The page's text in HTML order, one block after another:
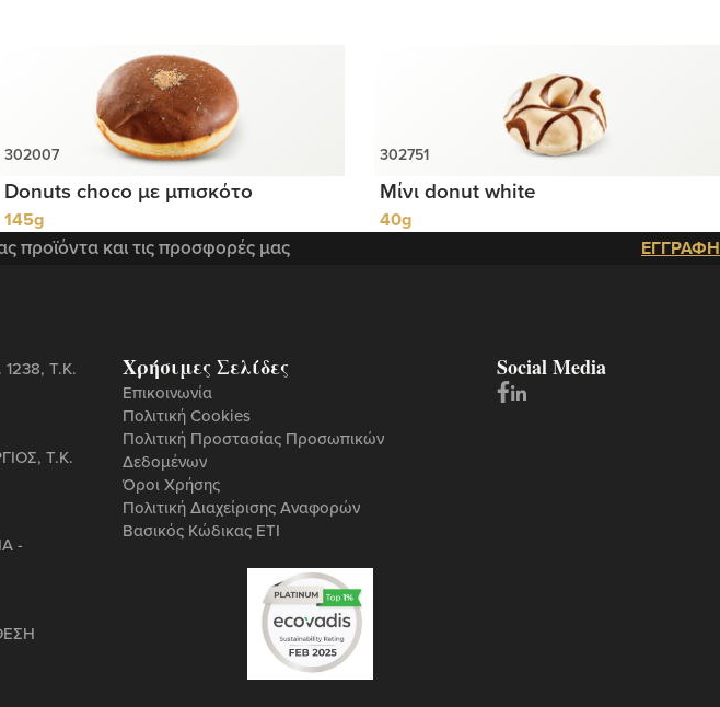
Donuts choco με μπισκότο
145g
Μίνι donut white
40g
προϊόντα και τις προσφορές μας ΕΓΓΡΑΦΗ
Τ.Κ.
T.K.
-
Χρήσιμες Σελίδες
Επικοινωνία
Πολιτική Cookies
Πολιτική Προστασίας Προσωπικών
Δεδομένων
Όροι Χρήσης
Πολιτική Διαχείρισης Αναφορών
Βασικός Κώδικας ETI
Social Media